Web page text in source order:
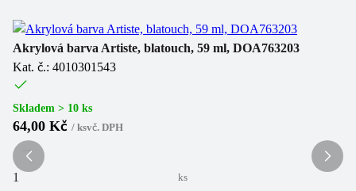
Akrylová barva Artiste, blatouch, 59 ml, DOA763203
Kat. č.: 4010301543
Skladem > 10 ks
64,00 Kč / ksvč. DPH
ks